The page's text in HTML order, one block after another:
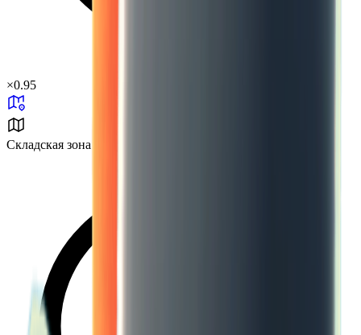
×0.95
Складская зона